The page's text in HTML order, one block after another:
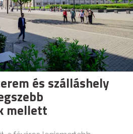
és szálláshely
mellett